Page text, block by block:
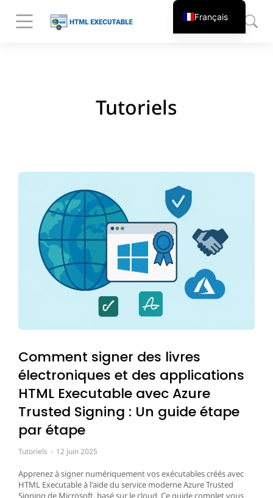
Tutoriels
Comment signer des livres
électroniques et des applications
HTML Executable avec Azure
Trusted Signing : Un guide étape
par étape
Tutoriels 12 juin 2025
Apprenez à signer numériquement vos exécutables créés avec
HTML Executable à l'aide du service moderne Azure Trusted
Signing de Microsoft, basé sur le cloud. Ce guide complet vous
Français